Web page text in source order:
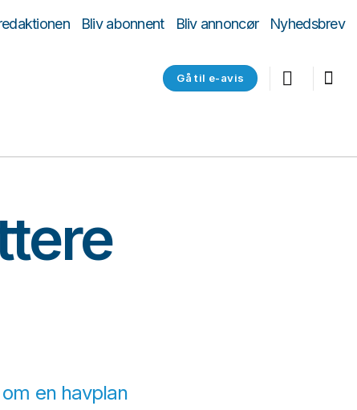
Bliv abonnent Bliv annoncør Nyhedsbrev
Gå til e-avis
en havplan